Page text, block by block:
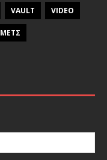
VAULT VIDEO
ΜΕΤΣ